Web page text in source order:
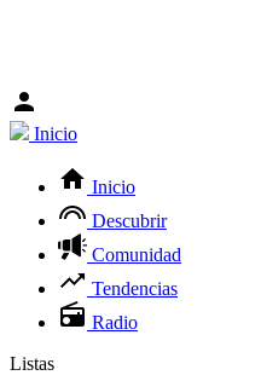
Inicio
Inicio
Descubrir
Comunidad
Tendencias
Radio
Listas